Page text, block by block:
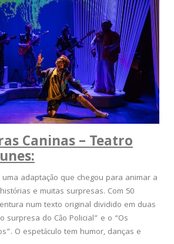
Caninas – Teatro
adaptação que chegou para animar a
e muitas surpresas. Com 50
num texto original dividido em duas
surpresa do Cão Policial” e o “Os
O espetáculo tem humor, danças e